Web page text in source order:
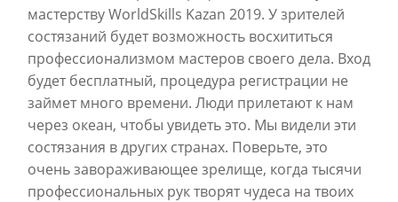
мастерству WorldSkills Kazan 2019. У зрителей
состязаний будет возможность восхититься
профессионализмом мастеров своего дела. Вход
будет бесплатный, процедура регистрации не
займет много времени. Люди прилетают к нам
через океан, чтобы увидеть это. Мы видели эти
состязания в других странах. Поверьте, это
очень завораживающее зрелище, когда тысячи
профессиональных рук творят чудеса на твоих